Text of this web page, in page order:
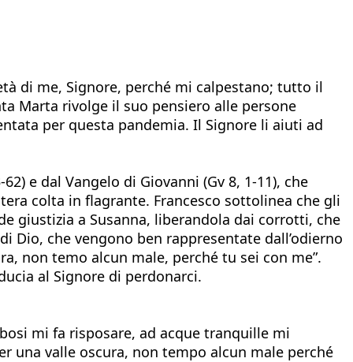
di me, Signore, perché mi calpestano; tutto il
Marta rivolge il suo pensiero alle persone
per questa pandemia. Il Signore li aiuti ad
e dal Vangelo di Giovanni (Gv 8, 1-11), che
colta in flagrante. Francesco sottolinea che gli
giustizia a Susanna, liberandola dai corrotti, che
Dio, che vengono ben rappresentate dall’odierno
non temo alcun male, perché tu sei con me”.
al Signore di perdonarci.
mi fa risposare, ad acque tranquille mi
una valle oscura, non tempo alcun male perché